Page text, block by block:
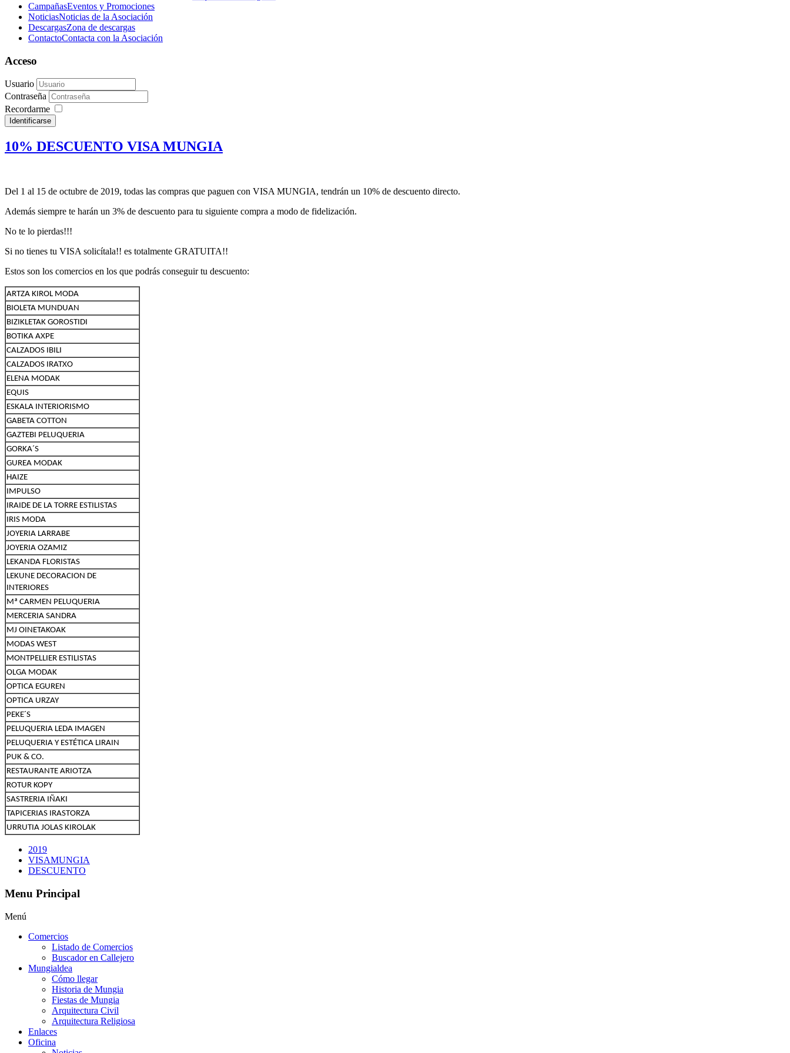
CampañasEventos y Promociones
NoticiasNoticias de la Asociación
DescargasZona de descargas
ContactoContacta con la Asociación
Acceso
Usuario
Contraseña
Recordarme
Identificarse
10% DESCUENTO VISA MUNGIA
Del 1 al 15 de octubre de 2019, todas las compras que paguen con VISA MUNGIA, tendrán un 10% de descuento directo.
Además siempre te harán un 3% de descuento para tu siguiente compra a modo de fidelización.
No te lo pierdas!!!
Si no tienes tu VISA solicítala!! es totalmente GRATUITA!!
Estos son los comercios en los que podrás conseguir tu descuento:
ARTZA KIROL MODA
BIOLETA MUNDUAN
BIZIKLETAK GOROSTIDI
BOTIKA AXPE
CALZADOS IBILI
CALZADOS IRATXO
ELENA MODAK
EQUIS
ESKALA INTERIORISMO
GABETA COTTON
GAZTEBI PELUQUERIA
GORKA´S
GUREA MODAK
HAIZE
IMPULSO
IRAIDE DE LA TORRE ESTILISTAS
IRIS MODA
JOYERIA LARRABE
JOYERIA OZAMIZ
LEKANDA FLORISTAS
LEKUNE DECORACION DE
INTERIORES
Mª CARMEN PELUQUERIA
MERCERIA SANDRA
MJ OINETAKOAK
MODAS WEST
MONTPELLIER ESTILISTAS
OLGA MODAK
OPTICA EGUREN
OPTICA URZAY
PEKE´S
PELUQUERIA LEDA IMAGEN
PELUQUERIA Y ESTÉTICA LIRAIN
PUK & CO.
RESTAURANTE ARIOTZA
ROTUR KOPY
SASTRERIA IÑAKI
TAPICERIAS IRASTORZA
URRUTIA JOLAS KIROLAK
2019
VISAMUNGIA
DESCUENTO
Menu Principal
Menú
Comercios
Listado de Comercios
Buscador en Callejero
Mungialdea
Cómo llegar
Historia de Mungia
Fiestas de Mungia
Arquitectura Civil
Arquitectura Religiosa
Enlaces
Oficina